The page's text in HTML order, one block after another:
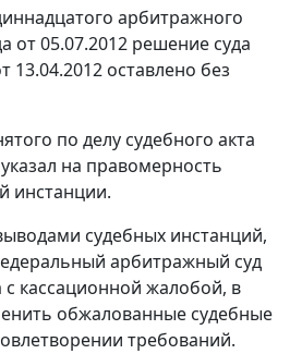
арбитражного
от 05.07.2012 решение суда
13.04.2012 оставлено без
по делу судебного акта
на правомерность
инстанции.
судебных инстанций,
арбитражный суд
с кассационной жалобой, в
обжалованные судебные
требований.